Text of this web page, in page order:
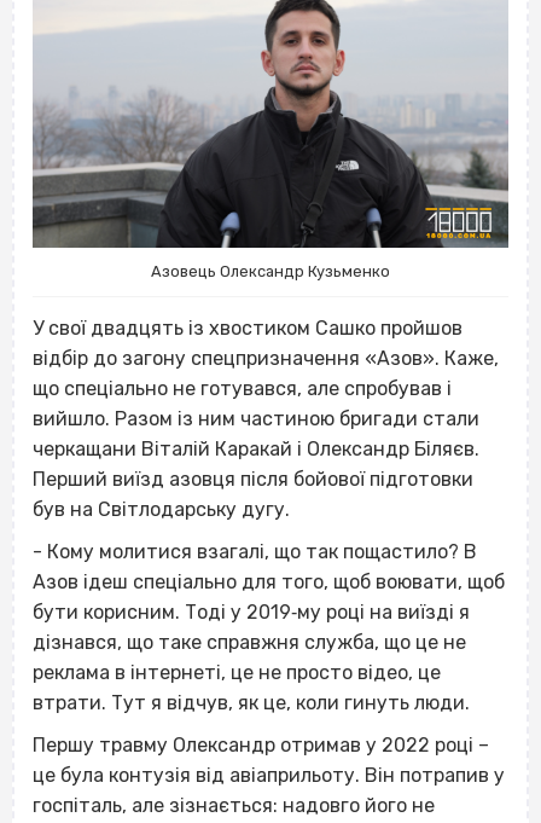
Азовець Олександр Кузьменко
У свої двадцять із хвостиком Сашко пройшов
відбір до загону спецпризначення «Азов». Каже,
що спеціально не готувався, але спробував і
вийшло. Разом із ним частиною бригади стали
черкащани Віталій Каракай і Олександр Біляєв.
Перший виїзд азовця після бойової підготовки
був на Світлодарську дугу.
- Кому молитися взагалі, що так пощастило? В
Азов ідеш спеціально для того, щоб воювати, щоб
бути корисним. Тоді у 2019‐му році на виїзді я
дізнався, що таке справжня служба, що це не
реклама в інтернеті, це не просто відео, це
втрати. Тут я відчув, як це, коли гинуть люди.
Першу травму Олександр отримав у 2022 році –
це була контузія від авіаприльоту. Він потрапив у
госпіталь, але зізнається: надовго його не